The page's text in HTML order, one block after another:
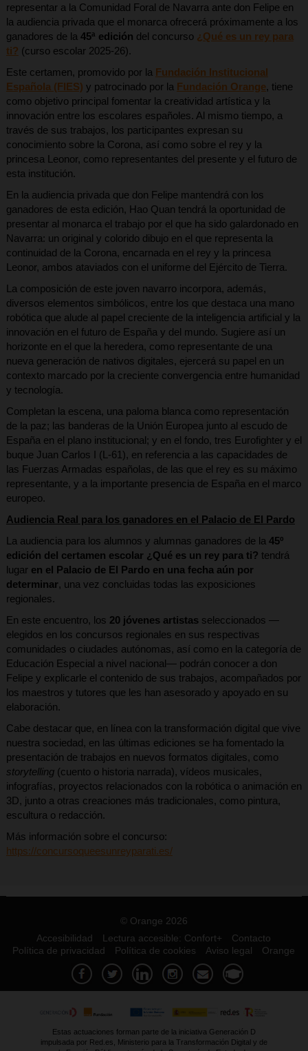
representar a la Comunidad Foral de Navarra ante don Felipe en
la audiencia privada que el monarca ofrecerá próximamente a los
ganadores de la 45ª edición del concurso ¿Qué es un rey para
ti? (curso escolar 2025-26).
Este certamen, promovido por la Fundación Institucional
Española (FIES) y patrocinado por la Fundación Orange, tiene
como objetivo principal fomentar la creatividad artística y la
innovación entre los escolares españoles. Al mismo tiempo, a
través de sus trabajos, los participantes expresan su
conocimiento sobre la Corona, así como sobre el rey y la
princesa Leonor, como representantes del presente y el futuro de
esta institución.
En la audiencia privada que don Felipe mantendrá con los
ganadores de esta edición, Hao Quan tendrá la oportunidad de
presentar al monarca el trabajo por el que ha sido galardonado en
Navarra: un original y colorido dibujo en el que representa la
continuidad de la Corona, encarnada en el rey y la princesa
Leonor, ambos ataviados con el uniforme del Ejército de Tierra.
La composición de este joven navarro incorpora, además,
diversos elementos simbólicos, entre los que destaca una mano
robótica que alude al papel creciente de la inteligencia artificial y la
innovación en el futuro de España y del mundo. Sugiere así un
horizonte en el que la heredera, como representante de una
nueva generación de nativos digitales, ejercerá su papel en un
contexto marcado por la creciente convergencia entre humanidad
y tecnología.
Completan la escena, una paloma blanca como representación
de la paz; las banderas de la Unión Europea junto al escudo de
España en el plano institucional; y en el fondo, tres Eurofighter y el
buque Juan Carlos I (L-61), en referencia a las capacidades de
las Fuerzas Armadas españolas, de las que el rey es su máximo
representante, y a la importante presencia de España en el marco
europeo.
Audiencia Real para los ganadores en el Palacio de El Pardo
La audiencia para los alumnos y alumnas ganadores de la 45º
edición del certamen escolar ¿Qué es un rey para ti? tendrá
lugar en el Palacio de El Pardo en una fecha aún por
determinar, una vez concluidas todas las exposiciones
regionales.
En este encuentro, los 20 jóvenes artistasseleccionados —
elegidos en los concursos regionales en sus respectivas
comunidades o ciudades autónomas, así como en la categoría de
Educación Especial a nivel nacional— podrán conocer a don
Felipe y explicarle el contenido de sus trabajos, acompañados por
los maestros y tutores que les han asesorado y apoyado en su
elaboración.
Cabe destacar que, en línea con la transformación digital que vive
nuestra sociedad, en las últimas ediciones se ha fomentado la
presentación de trabajos en nuevos formatos digitales, como
storytelling(cuento o historia narrada), vídeos musicales,
infografías, proyectos relacionados con la robótica o animación en
3D, junto a otras creaciones más tradicionales, como pintura,
escultura o redacción.
Más información sobre el concurso:
https://concursoqueesunreyparati.es/
© Orange 2026
Accesibilidad
Lectura accesible: Confort+
Contacto
Política de privacidad
Política de cookies Aviso legal Orange
Estas actuaciones forman parte de la iniciativa Generación D
impulsada por Red.es, Ministerio para la Transformación Digital y de